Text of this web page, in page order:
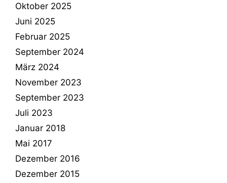
Oktober 2025
Juni 2025
Februar 2025
September 2024
März 2024
November 2023
September 2023
Juli 2023
Januar 2018
Mai 2017
Dezember 2016
Dezember 2015